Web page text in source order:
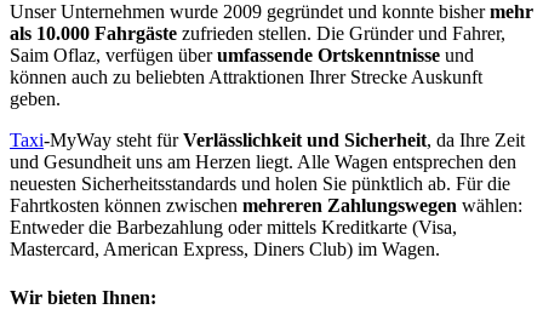
Unser Unternehmen wurde 2009 gegründet und konnte bishermehr
als 10.000 Fahrgäste zufrieden stellen. Die Gründer und Fahrer,
Saim Oflaz, verfügen überumfassende Ortskenntnisse und
können auch zu beliebten Attraktionen Ihrer Strecke Auskunft
geben.
Taxi-MyWay steht fürVerlässlichkeit und Sicherheit, da Ihre Zeit
und Gesundheit uns am Herzen liegt. Alle Wagen entsprechen den
neuesten Sicherheitsstandards und holen Sie pünktlich ab. Für die
Fahrtkosten können zwischen mehreren Zahlungswegen wählen:
Entweder die Barbezahlung oder mittels Kreditkarte (Visa,
Mastercard, American Express, Diners Club) im Wagen.
Wir bieten Ihnen: